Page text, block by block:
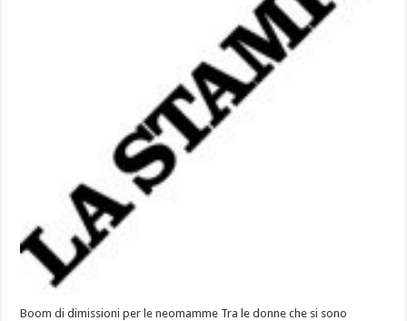
Boom di dimissioni per le neomamme Tra le donne che si sono